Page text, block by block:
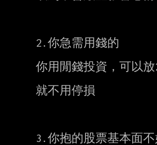
2.你急需用錢的
你用閒錢投資，可以放
就不用停損
3.你抱的股票基本面